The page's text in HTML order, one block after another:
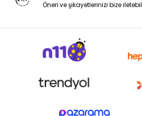
Öneri ve şikayetlerinizi bize